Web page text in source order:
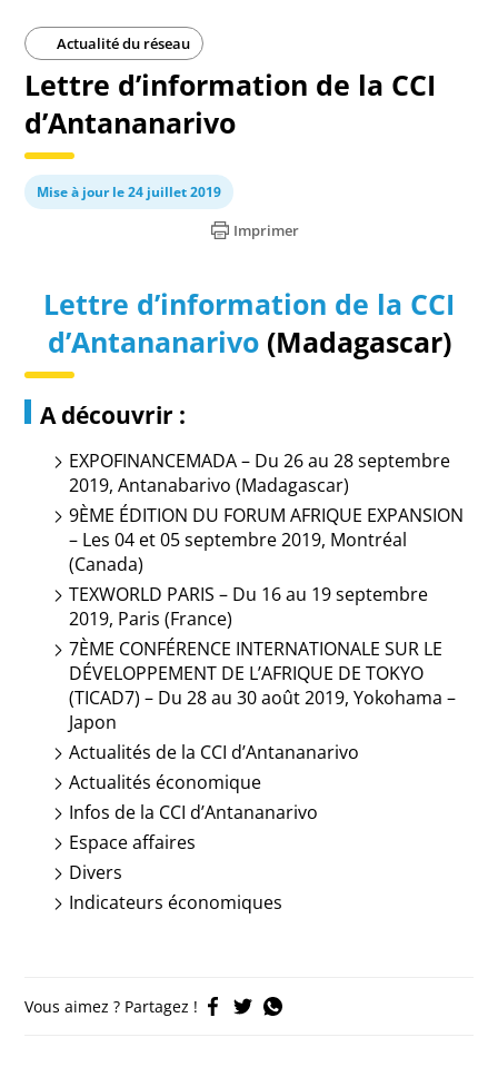
Actualité du réseau
Lettre d’information de la CCI
d’Antananarivo
Mise à jour le 24 juillet 2019
Imprimer
Lettre d’information de la CCI
d’Antananarivo (Madagascar)
A découvrir :
EXPOFINANCEMADA – Du 26 au 28 septembre
2019, Antanabarivo (Madagascar)
9ÈME ÉDITION DU FORUM AFRIQUE EXPANSION
– Les 04 et 05 septembre 2019, Montréal
(Canada)
TEXWORLD PARIS – Du 16 au 19 septembre
2019, Paris (France)
7ÈME CONFÉRENCE INTERNATIONALE SUR LE
DÉVELOPPEMENT DE L’AFRIQUE DE TOKYO
(TICAD7) – Du 28 au 30 août 2019, Yokohama –
Japon
Actualités de la CCI d’Antananarivo
Actualités économique
Infosde la CCI d’Antananarivo
Espace affaires
Divers
Indicateurs économiques
Vous aimez ? Partagez !